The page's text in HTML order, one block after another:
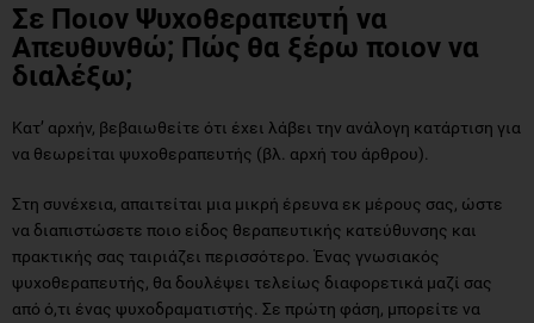
Σε Ποιον Ψυχοθεραπευτή να
Απευθυνθώ; Πώς θα ξέρω ποιον να
διαλέξω;
Κατ’ αρχήν, βεβαιωθείτε ότι έχει λάβει την ανάλογη κατάρτιση για
να θεωρείται ψυχοθεραπευτής (βλ. αρχή του άρθρου).
Στη συνέχεια, απαιτείται μια μικρή έρευνα εκ μέρους σας, ώστε
να διαπιστώσετε ποιο είδος θεραπευτικής κατεύθυνσης και
πρακτικής σας ταιριάζει περισσότερο. Ένας γνωσιακός
ψυχοθεραπευτής, θα δουλέψει τελείως διαφορετικά μαζί σας
από ό,τι ένας ψυχοδραματιστής. Σε πρώτη φάση, μπορείτε να